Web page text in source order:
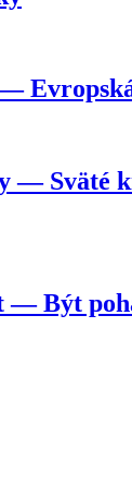
— Sväté
— Být